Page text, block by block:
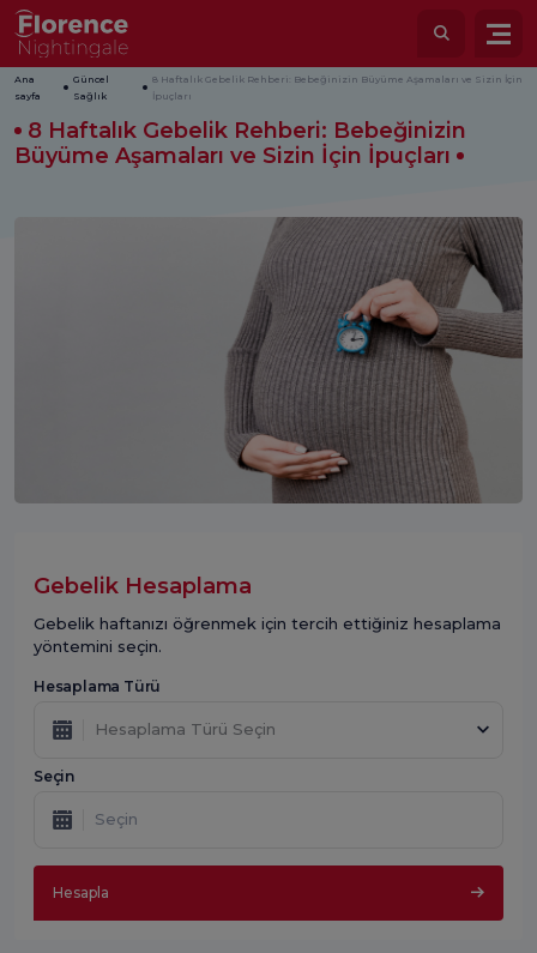
Ana
sayfa
Güncel
Sağlık
8 Haftalık Gebelik Rehberi: Bebeğinizin Büyüme Aşamaları ve Sizin İçin
İpuçları
8 Haftalık Gebelik Rehberi: Bebeğinizin
Büyüme Aşamaları ve Sizin İçin İpuçları
Gebelik Hesaplama
Gebelik haftanızı öğrenmek için tercih ettiğiniz hesaplama
yöntemini seçin.
Hesaplama Türü
Hesaplama Türü Seçin
Seçin
Hesapla